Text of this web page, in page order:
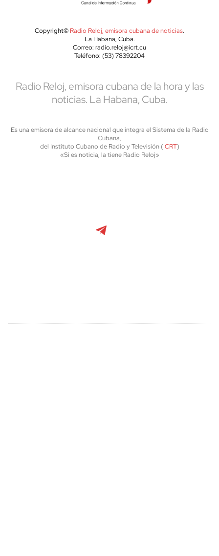
Copyright© Radio Reloj, emisora cubana de noticias.
La Habana, Cuba.
Correo: radio.reloj@icrt.cu
Teléfono: (53) 78392204
Radio Reloj, emisora cubana de la hora y las
noticias. La Habana, Cuba.
Es una emisora de alcance nacional que integra el Sistema de la Radio
Cubana,
del Instituto Cubano de Radio y Televisión (ICRT)
«Si es noticia, la tiene Radio Reloj»